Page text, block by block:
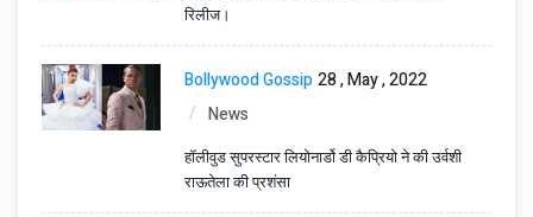
रिलीज।
Bollywood Gossip28 , May , 2022
News
हॉलीवुड सुपरस्टार लियोनार्डो डी कैप्रियो ने की उर्वशी
राऊतेला की प्रशंसा